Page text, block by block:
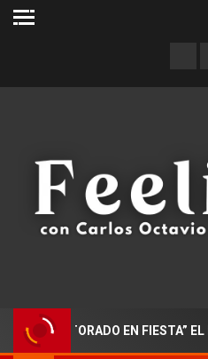
EN FIESTA” EL